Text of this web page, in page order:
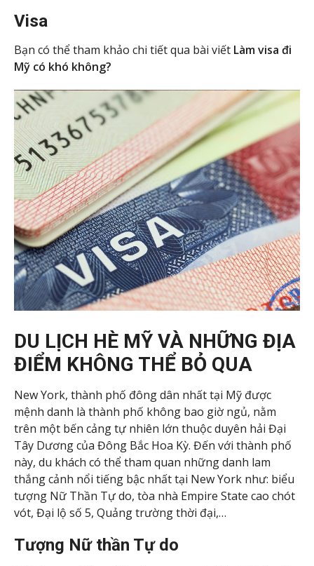
Visa
Bạn có thể tham khảo chi tiết qua bài viết Làm visa đi
Mỹ có khó không?
DU LỊCH HÈ MỸ VÀ NHỮNG ĐỊA
ĐIỂM KHÔNG THỂ BỎ QUA
New York, thành phố đông dân nhất tại Mỹ được
mệnh danh là thành phố không bao giờ ngủ, nằm
trên một bến cảng tự nhiên lớn thuộc duyên hải Đại
Tây Dương của Đông Bắc Hoa Kỳ. Đến với thành phố
này, du khách có thể tham quan những danh lam
thắng cảnh nổi tiếng bậc nhất tại New York như: biểu
tượng Nữ Thần Tự do, tòa nhà Empire State cao chót
vót, Đại lộ số 5, Quảng trường thời đại,…
Tượng Nữ thần Tự do